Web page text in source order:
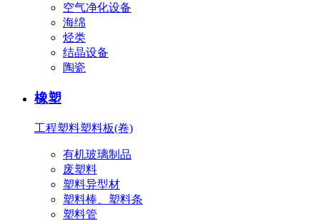
空气净化设备
海绵
烃类
结晶设备
陶瓷
橡塑
工程塑料塑料板(卷)
有机玻璃制品
废塑料
塑料异型材
塑料棒、塑料条
塑料管